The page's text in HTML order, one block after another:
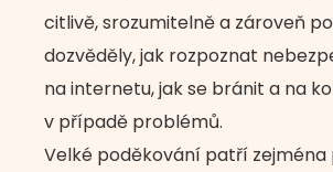
citlivě, srozumitelně a zároveň
dozvěděly, jak rozpoznat
na internetu, jak se bránit a na
v případě problémů.
Velké poděkování patří zejména